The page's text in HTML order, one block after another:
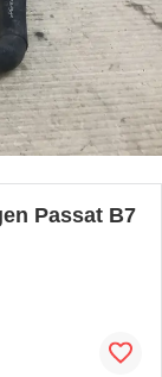
Passat B7